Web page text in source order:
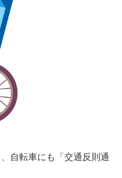
自転車にも「交通反則通